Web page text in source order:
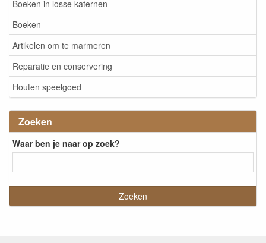
Boeken in losse katernen
Boeken
Artikelen om te marmeren
Reparatie en conservering
Houten speelgoed
Zoeken
Waar ben je naar op zoek?